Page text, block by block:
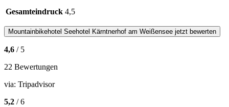
Gesamteindruck 4,5
Mountainbikehotel Seehotel Kärntnerhof am Weißensee jetzt bewerten
4,6 / 5
22 Bewertungen
via: Tripadvisor
5,2 / 6